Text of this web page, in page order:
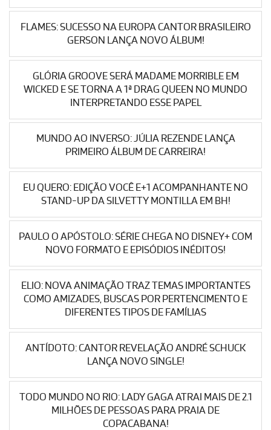
FLAMES: SUCESSO NA EUROPA CANTOR BRASILEIRO
GERSON LANÇA NOVO ÁLBUM!
GLÓRIA GROOVE SERÁ MADAME MORRIBLE EM
WICKED E SE TORNA A 1ª DRAG QUEEN NO MUNDO
INTERPRETANDO ESSE PAPEL
MUNDO AO INVERSO: JÚLIA REZENDE LANÇA
PRIMEIRO ÁLBUM DE CARREIRA!
EU QUERO: EDIÇÃO VOCÊ E+1 ACOMPANHANTE NO
STAND-UP DA SILVETTY MONTILLA EM BH!
PAULO O APÓSTOLO: SÉRIE CHEGA NO DISNEY+ COM
NOVO FORMATO E EPISÓDIOS INÉDITOS!
ELIO: NOVA ANIMAÇÃO TRAZ TEMAS IMPORTANTES
COMO AMIZADES, BUSCAS POR PERTENCIMENTO E
DIFERENTES TIPOS DE FAMÍLIAS
ANTÍDOTO: CANTOR REVELAÇÃO ANDRÉ SCHUCK
LANÇA NOVO SINGLE!
TODO MUNDO NO RIO: LADY GAGA ATRAI MAIS DE 2.1
MILHÕES DE PESSOAS PARA PRAIA DE
COPACABANA!